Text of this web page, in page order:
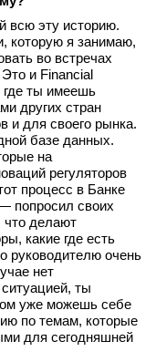
всю эту историю.
которую я занимаю,
во встречах
и Financial
где ты имеешь
других стран
и для своего рынка.
базе данных.
на
регуляторов
процесс в Банке
попросил своих
что делают
какие где есть
руководителю очень
нет
ты
уже можешь себе
по темам, которые
для сегодняшней